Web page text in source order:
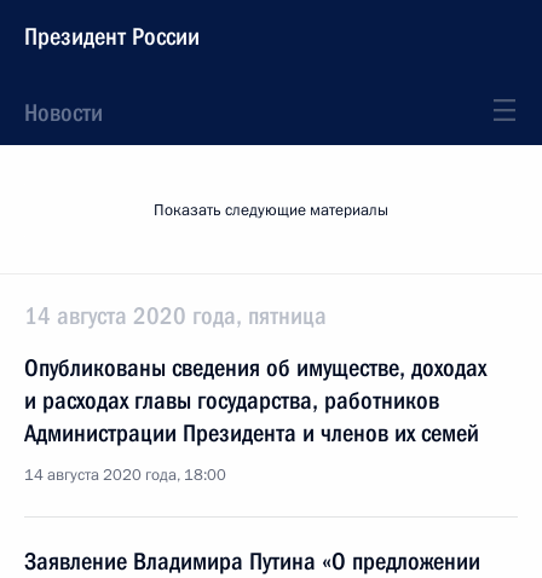
Президент России
Новости
Показать следующие материалы
14 августа 2020 года, пятница
Опубликованы сведения об имуществе, доходах
и расходах главы государства, работников
Администрации Президента и членов их семей
14 августа 2020 года, 18:00
Заявление Владимира Путина «О предложении